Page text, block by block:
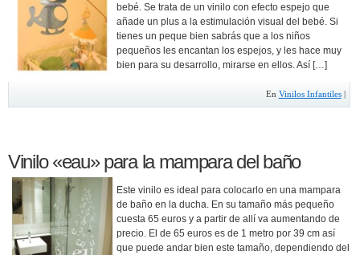
bebé. Se trata de un vinilo con efecto espejo que
añade un plus a la estimulación visual del bebé. Si
tienes un peque bien sabrás que a los niños
pequeños les encantan los espejos, y les hace muy
bien para su desarrollo, mirarse en ellos. Así […]
En Vinilos Infantiles|
Vinilo «eau» para la mampara del baño
Este vinilo es ideal para colocarlo en una mampara
de baño en la ducha. En su tamaño más pequeño
cuesta 65 euros y a partir de allí va aumentando de
precio. El de 65 euros es de 1 metro por 39 cm así
que puede andar bien este tamaño, dependiendo del